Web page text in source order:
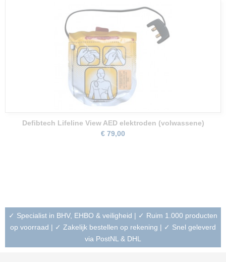
Defibtech Lifeline View AED elektroden (volwassene)
€ 79,00
✓ Specialist in BHV, EHBO & veiligheid | ✓ Ruim 1.000 producten
op voorraad | ✓ Zakelijk bestellen op rekening | ✓ Snel geleverd
via PostNL & DHL